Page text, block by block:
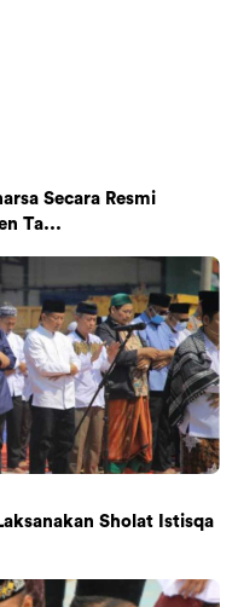
Secara Resmi
Ta...
Sholat Istisqa